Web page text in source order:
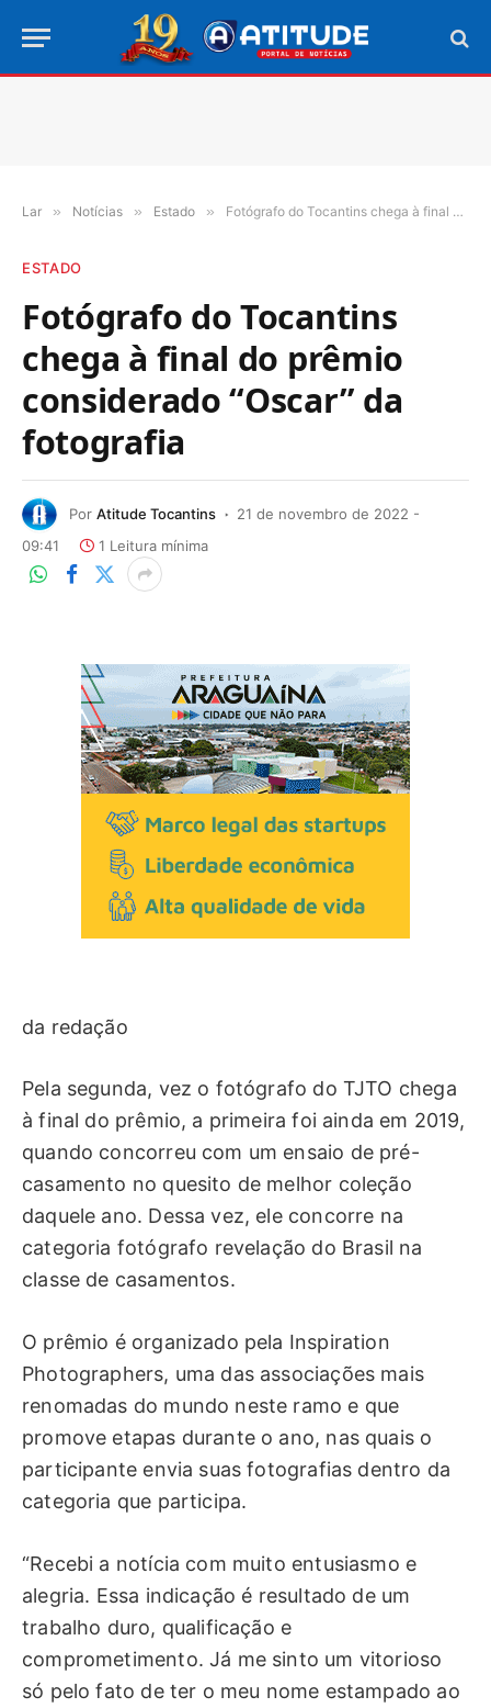
Lar » Notícias » Estado » Fotógrafo do Tocantins chega à final do prêmio considerado “Oscar” da fotografia
ESTADO
Fotógrafo do Tocantins
chega à final do prêmio
considerado “Oscar” da
fotografia
Por Atitude Tocantins
21 de novembro de 2022 -
09:41
1 Leitura mínima
da redação
Pela segunda, vez o fotógrafo do TJTO chega
à final do prêmio, a primeira foi ainda em 2019,
quando concorreu com um ensaio de pré-
casamento no quesito de melhor coleção
daquele ano. Dessa vez, ele concorre na
categoria fotógrafo revelação do Brasil na
classe de casamentos.
O prêmio é organizado pela Inspiration
Photographers, uma das associações mais
renomadas do mundo neste ramo e que
promove etapas durante o ano, nas quais o
participante envia suas fotografias dentro da
categoria que participa.
“Recebi a notícia com muito entusiasmo e
alegria. Essa indicação é resultado de um
trabalho duro, qualificação e
comprometimento. Já me sinto um vitorioso
só pelo fato de ter o meu nome estampado ao